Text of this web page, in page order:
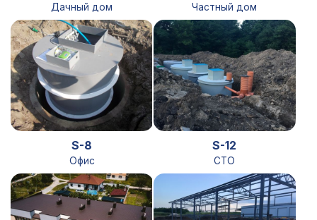
Дачный дом Частный дом
S-8
Офис
S-12
СТО